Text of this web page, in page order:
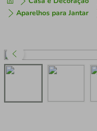
Aparelhos para Jantar
1º tenis
3º perfume